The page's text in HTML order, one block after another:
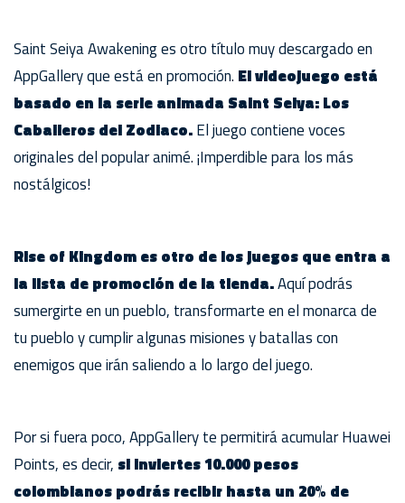
Saint Seiya Awakening es otro título muy descargado en
AppGallery que está en promoción. El videojuego está
basado en la serie animada Saint Seiya: Los
Caballeros del Zodiaco.El juego contiene voces
originales del popular animé. ¡Imperdible para los más
nostálgicos!
Rise of Kingdom es otro de los juegos que entra a
la lista de promoción de la tienda.Aquí podrás
sumergirte en un pueblo, transformarte en el monarca de
tu pueblo y cumplir algunas misiones y batallas con
enemigos que irán saliendo a lo largo del juego.
Por si fuera poco, AppGallery te permitirá acumular Huawei
Points, es decir, si inviertes 10.000 pesos
colombianos podrás recibir hasta un 20% de